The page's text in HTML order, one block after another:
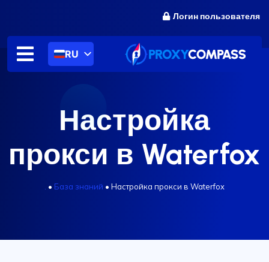
содержанию
Логин пользователя
RU
Настройка
прокси в Waterfox
• База знаний • Настройка прокси в Waterfox